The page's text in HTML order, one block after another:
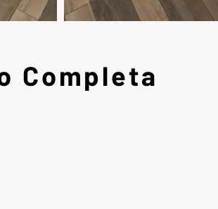
Completa